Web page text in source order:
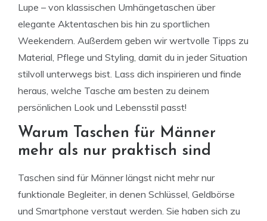
Lupe – von klassischen Umhängetaschen über
elegante Aktentaschen bis hin zu sportlichen
Weekendern. Außerdem geben wir wertvolle Tipps zu
Material, Pflege und Styling, damit du in jeder Situation
stilvoll unterwegs bist. Lass dich inspirieren und finde
heraus, welche Tasche am besten zu deinem
persönlichen Look und Lebensstil passt!
Warum Taschen für Männer
mehr als nur praktisch sind
Taschen sind für Männer längst nicht mehr nur
funktionale Begleiter, in denen Schlüssel, Geldbörse
und Smartphone verstaut werden. Sie haben sich zu